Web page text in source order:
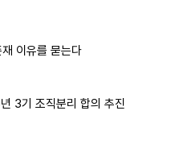
이유를 묻는다
3기 조직분리 합의 추진